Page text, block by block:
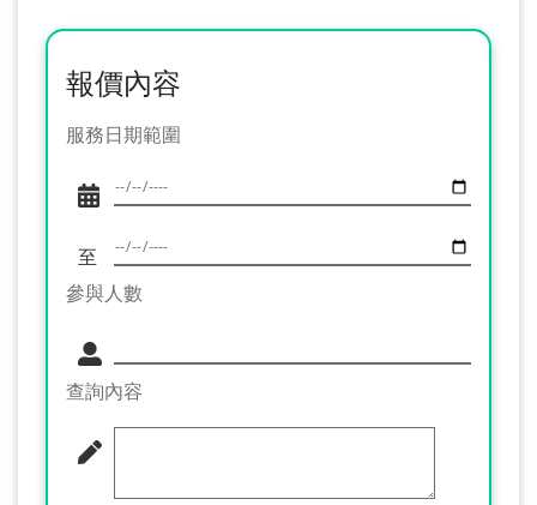
報價內容
服務日期範圍
至
參與人數
查詢內容